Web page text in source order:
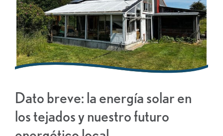
Dato breve: la energía solar en
los tejados y nuestro futuro